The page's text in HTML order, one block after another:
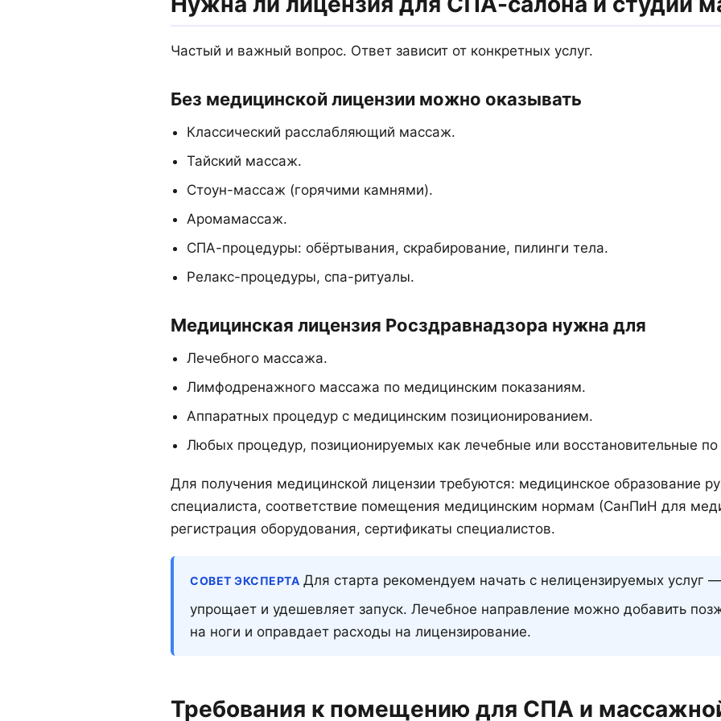
Частый и важный вопрос. Ответ зависит от конкретных услуг.
Без медицинской лицензии можно оказывать
Классический расслабляющий массаж.
Тайский массаж.
Стоун-массаж (горячими камнями).
Аромамассаж.
СПА-процедуры: обёртывания, скрабирование, пилинги тела.
Релакс-процедуры, спа-ритуалы.
Медицинская лицензия Росздравнадзора нужна для
Лечебного массажа.
Лимфодренажного массажа по медицинским показаниям.
Аппаратных процедур с медицинским позиционированием.
Любых процедур, позиционируемых как лечебные или восстановительные по
Для получения медицинской лицензии требуются: медицинское образование
специалиста, соответствие помещения медицинским нормам (СанПиН для
регистрация оборудования, сертификаты специалистов.
СОВЕТ ЭКСПЕРТА Для старта рекомендуем начать с нелицензируемых услуг
упрощает и удешевляет запуск. Лечебное направление можно добавить
на ноги и оправдает расходы на лицензирование.
Требования к помещению для СПА и